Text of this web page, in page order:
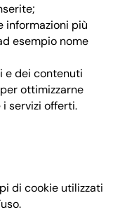
informazioni più
esempio nome
e dei contenuti
per ottimizzarne
i servizi offerti.
di cookie utilizzati